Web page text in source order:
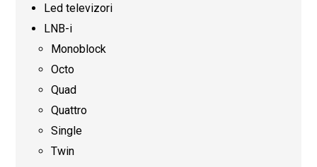
Led televizori
LNB-i
Monoblock
Octo
Quad
Quattro
Single
Twin